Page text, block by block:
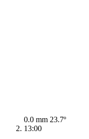
0.0 mm 23.7º
13:00